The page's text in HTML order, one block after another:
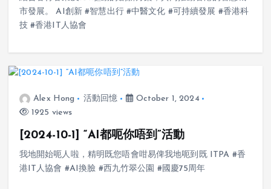
結合各行各業及IoT驅動的創新方案，共同推動香港的智慧城
市發展。 AI創新 #智慧出行 #中醫文化 #可持續發展 #香港科
技 #香港IT人協會
Alex Hong 活動回憶
October 1, 2024
1925 views
[2024-10-1] “AI都呃你唔到”活動
我地開始呃人啦，精明既您唔會咁易俾我地呃到既 ITPA #香
港IT人協會 #AI換臉 #西九竹翠公園 #國慶75周年